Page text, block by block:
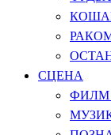
СЦЕНА
ФИЛМ